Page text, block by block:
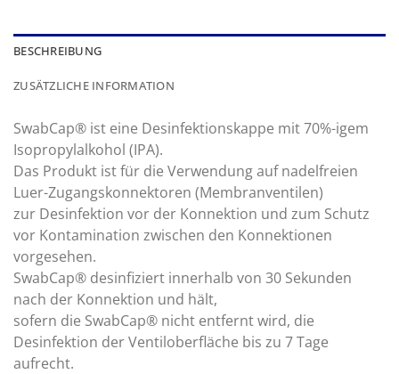
BESCHREIBUNG
ZUSÄTZLICHE INFORMATION
SwabCap® ist eine Desinfektionskappe mit 70%-igem
Isopropylalkohol (IPA).
Das Produkt ist für die Verwendung auf nadelfreien
Luer-Zugangskonnektoren (Membranventilen)
zur Desinfektion vor der Konnektion und zum Schutz
vor Kontamination zwischen den Konnektionen
vorgesehen.
SwabCap® desinfiziert innerhalb von 30 Sekunden
nach der Konnektion und hält,
sofern die SwabCap® nicht entfernt wird, die
Desinfektion der Ventiloberfläche bis zu 7 Tage
aufrecht.